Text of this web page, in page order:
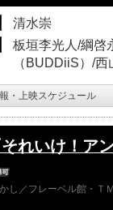
清水崇
板垣李光人/綱啓
（BUDDiiS）/
・上映スケジュール
それいけ！ア
し／フレーベル館・Ｔ